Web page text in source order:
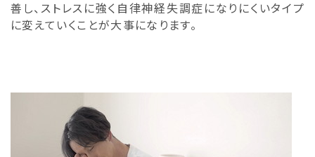
善し、ストレスに強く自律神経失調症になりにくいタイプ
に変えていくことが大事になります。